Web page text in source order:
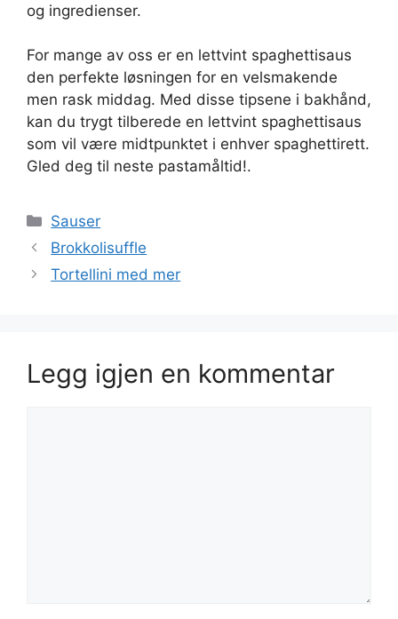
og ingredienser.
For mange av oss er en lettvint spaghettisaus
den perfekte løsningen for en velsmakende
men rask middag. Med disse tipsene i bakhånd,
kan du trygt tilberede en lettvint spaghettisaus
som vil være midtpunktet i enhver spaghettirett.
Gled deg til neste pastamåltid!.
Kategorier
Sauser
Brokkolisuffle
Tortellini med mer
Legg igjen en kommentar